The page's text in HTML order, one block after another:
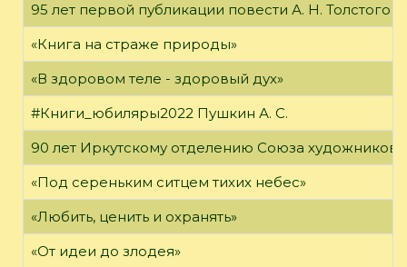
95 лет первой публикации повести А. Н. Толстого
«Книга на страже природы»
«В здоровом теле - здоровый дух»
#Книги_юбиляры2022 Пушкин А. С.
90 лет Иркутскому отделению Союза художников
«Под сереньким ситцем тихих небес»
«Любить, ценить и охранять»
«От идеи до злодея»